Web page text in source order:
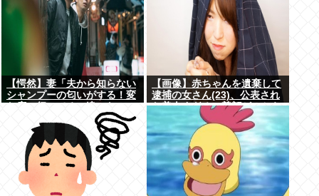
【愕然】妻「夫から知らない
シャンプーの匂いがする！変
い！！！」探偵「調べたとこ
ろ･･･」⇒結果ｗｗ
【画像】赤ちゃんを遺棄して
逮捕の女さん(23)、公表され
た美人すぎるご尊顔がこちら